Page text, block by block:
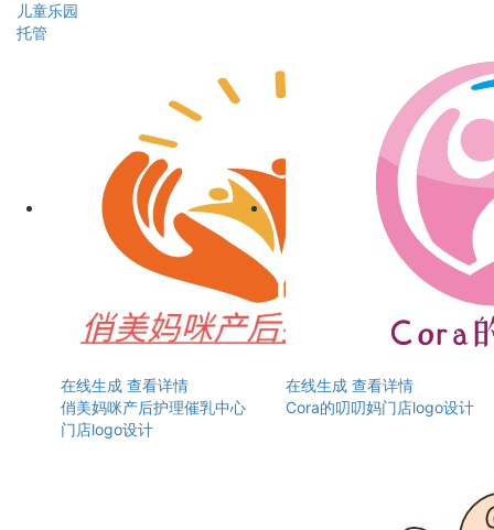
儿童乐园
托管
在线生成 查看详情
俏美妈咪产后护理催乳中心
门店logo设计
在线生成 查看详情
Cora的叨叨妈门店logo设计